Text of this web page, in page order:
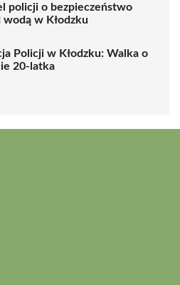
policji o bezpieczeństwo
wodą w Kłodzku
Policji w Kłodzku: Walka o
20-latka